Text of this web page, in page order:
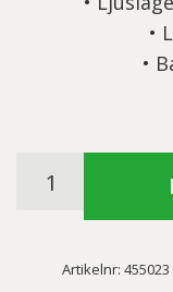
•
•
Artikelnr: 455023